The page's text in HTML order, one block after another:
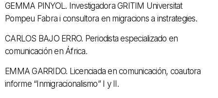
GEMMA PINYOL. Investigadora GRITIM Universitat
Pompeu Fabra i consultora en migracions a instrategies.
CARLOS BAJO ERRO. Periodista especializado en
comunicación en África.
EMMA GARRIDO. Licenciada en comunicación, coautora
informe “Inmigracionalismo” I y II.